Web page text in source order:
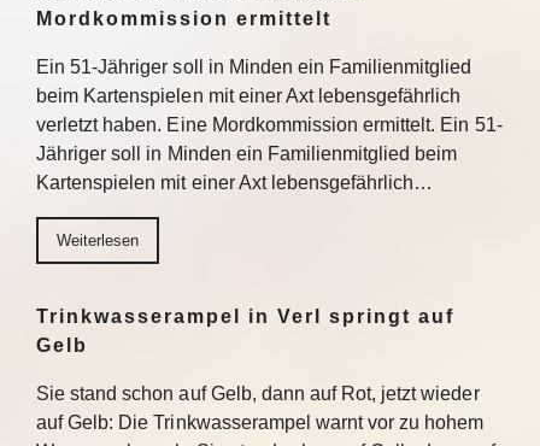
Mordkommission ermittelt
Ein 51-Jähriger soll in Minden ein Familienmitglied
beim Kartenspielen mit einer Axt lebensgefährlich
verletzt haben. Eine Mordkommission ermittelt. Ein 51-
Jähriger soll in Minden ein Familienmitglied beim
Kartenspielen mit einer Axt lebensgefährlich…
Weiterlesen
Trinkwasserampel in Verl springt auf
Gelb
Sie stand schon auf Gelb, dann auf Rot, jetzt wieder
auf Gelb: Die Trinkwasserampel warnt vor zu hohem